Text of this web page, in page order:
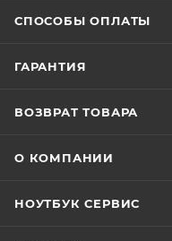
СПОСОБЫ ОПЛАТЫ
ГАРАНТИЯ
ВОЗВРАТ ТОВАРА
О КОМПАНИИ
НОУТБУК СЕРВИС